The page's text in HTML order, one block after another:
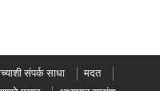
संपर्क साधा
मदत